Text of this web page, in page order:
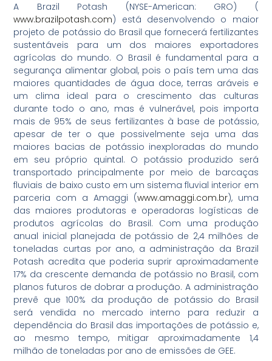
A Brazil Potash (NYSE-American: GRO) (
www.brazilpotash.com) está desenvolvendo o maior
projeto de potássio do Brasil que fornecerá fertilizantes
sustentáveis para um dos maiores exportadores
agrícolas do mundo. O Brasil é fundamental para a
segurança alimentar global, pois o país tem uma das
maiores quantidades de água doce, terras aráveis e
um clima ideal para o crescimento das culturas
durante todo o ano, mas é vulnerável, pois importa
mais de 95% de seus fertilizantes à base de potássio,
apesar de ter o que possivelmente seja uma das
maiores bacias de potássio inexploradas do mundo
em seu próprio quintal. O potássio produzido será
transportado principalmente por meio de barcaças
fluviais de baixo custo em um sistema fluvial interior em
parceria com a Amaggi (www.amaggi.com.br), uma
das maiores produtoras e operadoras logísticas de
produtos agrícolas do Brasil. Com uma produção
anual inicial planejada de potássio de 2,4 milhões de
toneladas curtas por ano, a administração da Brazil
Potash acredita que poderia suprir aproximadamente
17% da crescente demanda de potássio no Brasil, com
planos futuros de dobrar a produção. A administração
prevê que 100% da produção de potássio do Brasil
será vendida no mercado interno para reduzir a
dependência do Brasil das importações de potássio e,
ao mesmo tempo, mitigar aproximadamente 1,4
milhão de toneladas por ano de emissões de GEE.